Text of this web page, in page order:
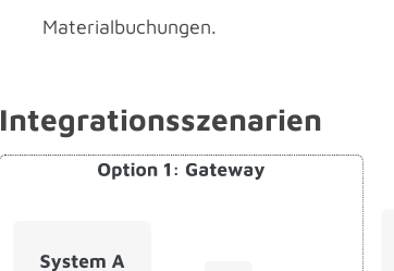
Materialbuchungen.
Integrationsszenarien